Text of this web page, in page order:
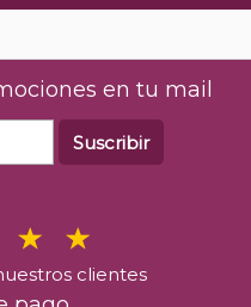
en tu mail
Suscribir
clientes